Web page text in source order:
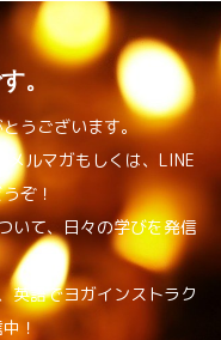
。
うございます。
ルマガもしくは、LINE
ぞ！
いて、日々の学びを発信
英語でヨガインストラク
！